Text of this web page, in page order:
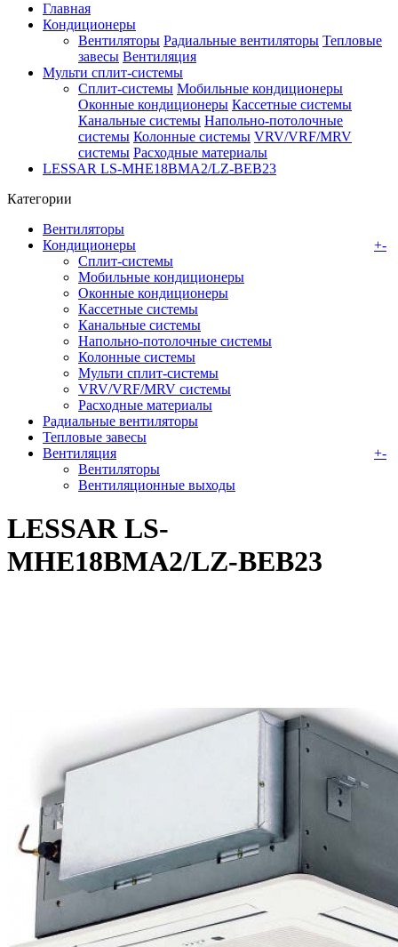
Главная
Кондиционеры
Вентиляторы Радиальные вентиляторы Тепловые
завесы Вентиляция
Мульти сплит-системы
Сплит-системы Мобильные кондиционеры
Оконные кондиционеры Кассетные системы
Канальные системы Напольно-потолочные
системы Колонные системы VRV/VRF/MRV
системы Расходные материалы
LESSAR LS-МHE18BMA2/LZ-BEB23
Категории
Вентиляторы
Кондиционеры
+-
Сплит-системы
Мобильные кондиционеры
Оконные кондиционеры
Кассетные системы
Канальные системы
Напольно-потолочные системы
Колонные системы
Мульти сплит-системы
VRV/VRF/MRV системы
Расходные материалы
Радиальные вентиляторы
Тепловые завесы
Вентиляция
+-
Вентиляторы
Вентиляционные выходы
LESSAR LS-
МHE18BMA2/LZ-BEB23